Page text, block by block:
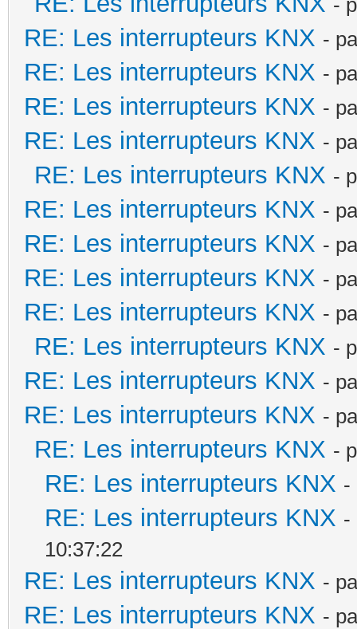
RE: Les interrupteurs KNX -
RE: Les interrupteurs KNX -
RE: Les interrupteurs KNX -
RE: Les interrupteurs KNX -
RE: Les interrupteurs KNX -
RE: Les interrupteurs KNX -
RE: Les interrupteurs KNX -
RE: Les interrupteurs KNX -
RE: Les interrupteurs KNX -
RE: Les interrupteurs KNX -
RE: Les interrupteurs KNX -
RE: Les interrupteurs KNX -
RE: Les interrupteurs KNX -
RE: Les interrupteurs KNX -
RE: Les interrupteurs KNX -
10:37:22
RE: Les interrupteurs KNX -
RE: Les interrupteurs KNX -